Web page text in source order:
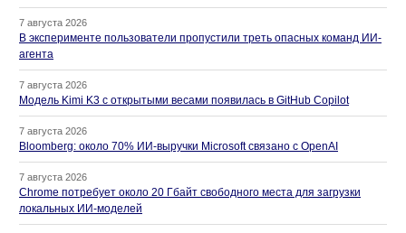
7 августа 2026
В эксперименте пользователи пропустили треть опасных команд ИИ-
агента
7 августа 2026
Модель Kimi K3 с открытыми весами появилась в GitHub Copilot
7 августа 2026
Bloomberg: около 70% ИИ-выручки Microsoft связано с OpenAI
7 августа 2026
Chrome потребует около 20 Гбайт свободного места для загрузки
локальных ИИ-моделей